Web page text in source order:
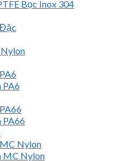
Bọc Inox 304
Nylon
PA6
PA66
Nylon
MC Nylon